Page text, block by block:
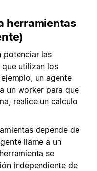
herramientas
potenciar las
que utilizan los
un agente
un worker para que
realice un cálculo
depende de
llame a un
se
independiente de